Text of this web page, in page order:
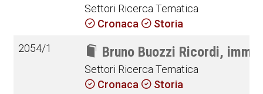
Settori Ricerca Tematica
Cronaca
Storia
2054/1
Bruno Buozzi Ricordi,
Settori Ricerca Tematica
Cronaca
Storia